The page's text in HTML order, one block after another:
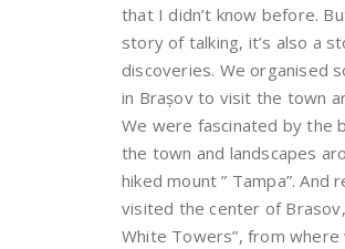
that I didn’t know before.
story of talking, it’s also a
discoveries. We organised
in Brașov to visit the town
We were fascinated by the
the town and landscapes
hiked mount ” Tampa”. And
visited the center of Brasov,
White Towers”, from